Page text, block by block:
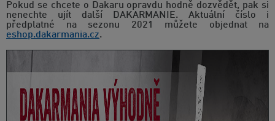
Pokud se chcete o Dakaru opravdu hodně dozvědět, pak si
nenechte ujít další DAKARMANIE. Aktuální číslo i
předplatné na sezonu 2021 můžete objednat na
eshop.dakarmania.cz.